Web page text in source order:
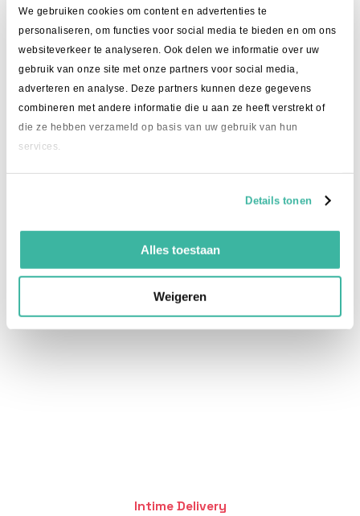
We gebruiken cookies om content en advertenties te
personaliseren, om functies voor social media te bieden en om ons
websiteverkeer te analyseren. Ook delen we informatie over uw
gebruik van onze site met onze partners voor social media,
adverteren en analyse. Deze partners kunnen deze gegevens
combineren met andere informatie die u aan ze heeft verstrekt of
die ze hebben verzameld op basis van uw gebruik van hun
services.
Details tonen
Alles toestaan
Weigeren
& trace
Mijn ingestelde regels werken niet
Kom je er niet uit?
085 - 070 3796
info@intime.delivery
Intime Delivery